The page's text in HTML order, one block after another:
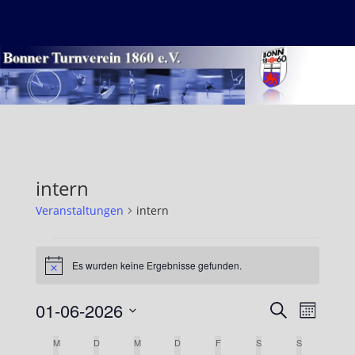
springen
intern
Veranstaltungen intern
Veranstaltungen
HinweisEs wurden keine Ergebnisse gefunden.
Suche
SucheMonat
01-06-2026
MMONTAGD DIENSTAG
M MITTWOCH
D DONNERSTAG
FFREITAGSSAMSTAG
SSONNTAG